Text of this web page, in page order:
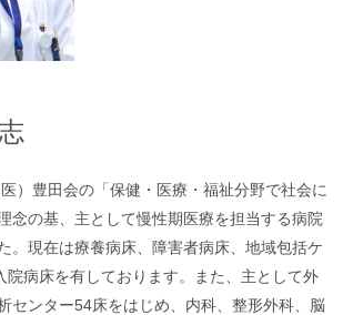
）豊田会の「保健・医療・福祉分野で社会に
念の基、主として慢性期医療を担当する病院
。現在は療養病床、障害者病床、地域包括ケ
院病床を有しております。また、主として外
センター54床をはじめ、内科、整形外科、脳